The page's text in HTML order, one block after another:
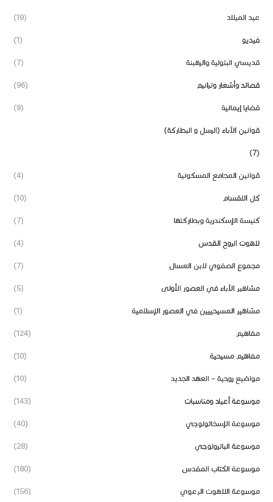
عيد الميلاد (19)
فيديو (1)
قديسي البتولية والرهبنة (7)
قصائد وأشعار وترانيم (96)
قضايا إيمانية (9)
قوانين الآباء (الرسل و البطاركة)
(7)
قوانين المجامع المسكونية (4)
كل الاقسام (10)
كنيسة الإسكندرية وبطاركتها (7)
لاهوت الروح القدس (4)
مجموع الصفوي لابن العسال (7)
مشاهير الآباء في العصور الأولى (5)
مشاهير المسيحييين في العصور الإسلامية (1)
مفاهيم (124)
مفاهيم مسيحية (10)
مواضيع روحية – العهد الجديد (10)
موسوعة أعياد ومناسبات (143)
موسوعة الإسخاتولوجي (40)
موسوعة الباترولوجي (28)
موسوعة الكتاب المقدس (180)
موسوعة اللاهوت الرعوي (156)